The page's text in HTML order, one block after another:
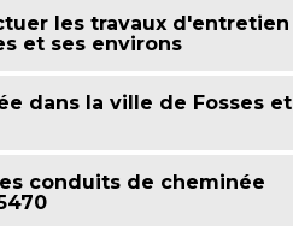
les travaux d'entretien
et ses environs
dans la ville de Fosses et
conduits de cheminée